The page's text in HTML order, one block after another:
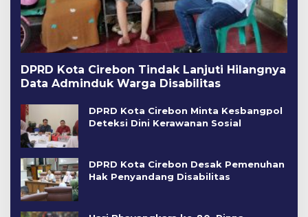
DPRD Kota Cirebon Tindak Lanjuti Hilangnya
Data Adminduk Warga Disabilitas
DPRD Kota Cirebon Minta Kesbangpol
Deteksi Dini Kerawanan Sosial
DPRD Kota Cirebon Desak Pemenuhan
Hak Penyandang Disabilitas